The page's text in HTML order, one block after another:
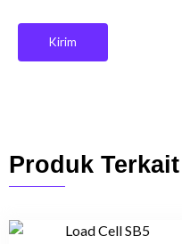
Produk Terkait